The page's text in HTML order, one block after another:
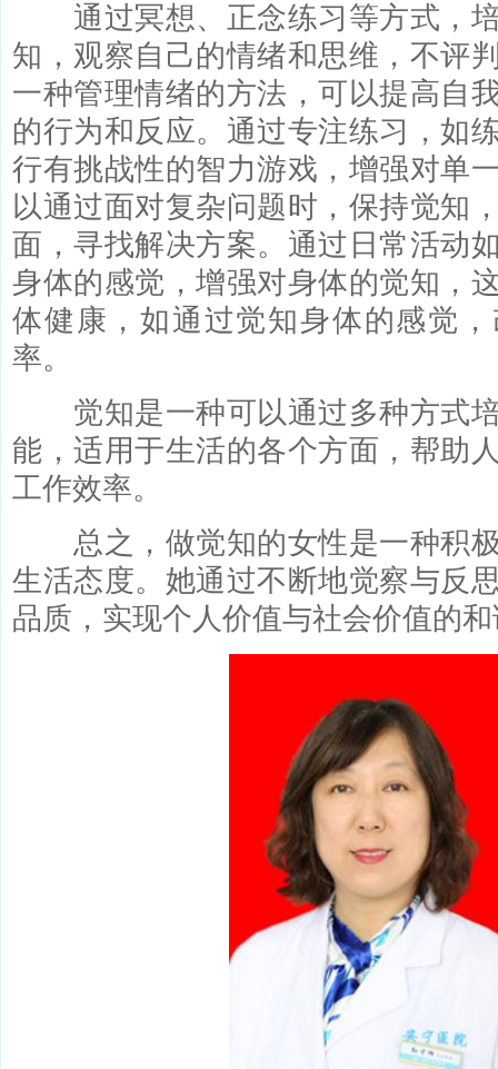
通过冥想、正念练习等方式，培
知，观察自己的情绪和思维，不评
一种管理情绪的方法，可以提高自
的行为和反应。通过专注练习，如
行有挑战性的智力游戏，增强对单
以通过面对复杂问题时，保持觉知
面，寻找解决方案。通过日常活动
身体的感觉，增强对身体的觉知，
体健康，如通过觉知身体的感觉
率。
觉知是一种可以通过多种方式培
能，适用于生活的各个方面，帮助
工作效率。
总之，做觉知的女性是一种积极
生活态度。她通过不断地觉察与反
品质，实现个人价值与社会价值的